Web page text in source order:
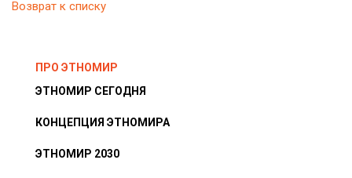
Возврат к списку
ПРО ЭТНОМИР
ЭТНОМИР СЕГОДНЯ
КОНЦЕПЦИЯ ЭТНОМИРА
ЭТНОМИР 2030